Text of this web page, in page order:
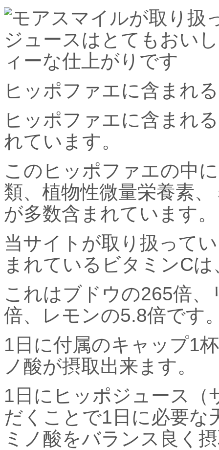
ヒッポファエに含まれ
ヒッポファエに含まれ
れています。
このヒッポファエの中
類、植物性微量栄養素
が多数含まれています。
当サイトが取り扱って
まれているビタミンC
これはブドウの265倍
倍、レモンの5.8倍です
1日に付属のキャップ1
ノ酸が摂取出来ます。
1日にヒッポジュース（
だくことで1日に必要な
ミノ酸をバランス良く